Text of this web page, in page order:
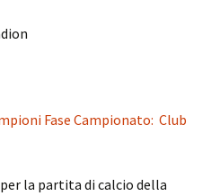
Fase Campionato: Club
la partita di calcio della